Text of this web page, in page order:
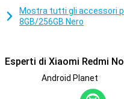
Mostra tutti gli accessori
8GB/256GB Nero
Esperti di Xiaomi Redmi
Android Planet